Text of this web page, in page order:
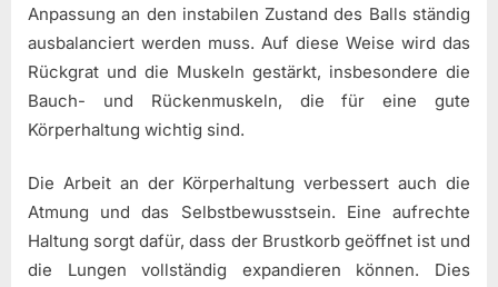
Anpassung an den instabilen Zustand des Balls ständig
ausbalanciert werden muss. Auf diese Weise wird das
Rückgrat und die Muskeln gestärkt, insbesondere die
Bauch- und Rückenmuskeln, die für eine gute
Körperhaltung wichtig sind.
Die Arbeit an der Körperhaltung verbessert auch die
Atmung und das Selbstbewusstsein. Eine aufrechte
Haltung sorgt dafür, dass der Brustkorb geöffnet ist und
die Lungen vollständig expandieren können. Dies